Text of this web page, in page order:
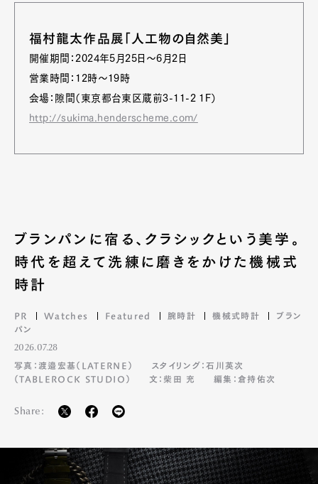
福村龍太作品展「人工物の自然美」
開催期間：2024年5月25日～6月2日
営業時間：12時～19時
会場：隙間（東京都台東区蔵前3-11-2 1F）
http://sukima.henderscheme.com/
ブランパンに宿る、クラシックという美学。
時代を超えて洗練に磨きをかけた機械式
時計
PR Watches Featured 腕時計 機械式時計
ブラン
パン
2026.07.28
写真：渡邉宏基（LATERNE）
スタイリング：石川英次
（TABLEROCK STUDIO）
文：柴田 充 編集：倉持佑次
Share: